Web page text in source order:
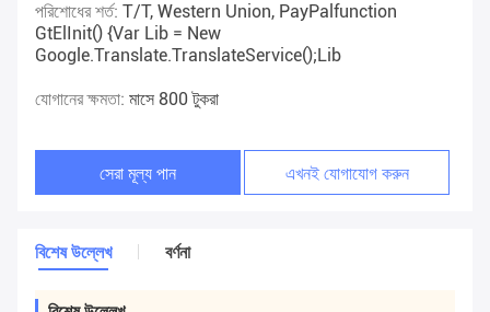
পরিশোধের শর্ত: T/T, Western Union, PayPalfunction
GtElInit() {var Lib = New
Google.translate.TranslateService();lib
যোগানের ক্ষমতা: মাসে 800 টুকরা
সেরা মূল্য পান এখনই যোগাযোগ করুন
বিশেষ উল্লেখ বর্ণনা